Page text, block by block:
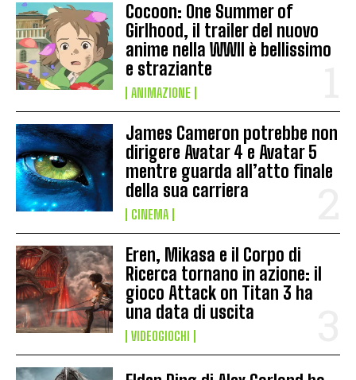
Cocoon: One Summer of
Girlhood, il trailer del nuovo
anime nella WWII è bellissimo
e straziante
ANIMAZIONE
James Cameron potrebbe non
dirigere Avatar 4 e Avatar 5
mentre guarda all’atto finale
della sua carriera
CINEMA
Eren, Mikasa e il Corpo di
Ricerca tornano in azione: il
gioco Attack on Titan 3 ha
una data di uscita
VIDEOGIOCHI